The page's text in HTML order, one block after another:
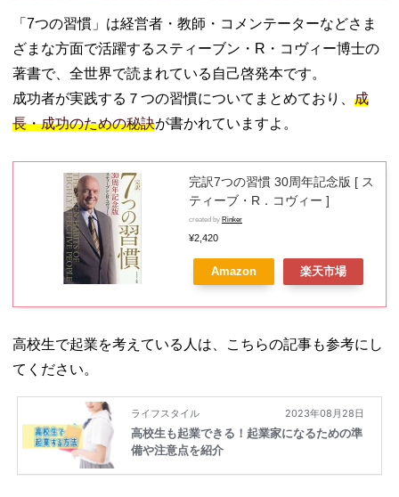
た
− メンタル
強め美女白
川さん
07. 読みたい本を
見つける方法
か迷ったら、一
生に一度は読む
べき本から選ん
でみよう
「7つの習慣」は経営者・教師・コメンテーターなどさま
ざまな方面で活躍するスティーブン・R・コヴィー博士の
著書で、全世界で読まれている自己啓発本です。
成功者が実践する７つの習慣についてまとめており、 成
長・成功のための秘訣が書かれていますよ。
完訳7つの習慣 30周年記念版 [ ス
ティーブ・R．コヴィー ]
created by Rinker
¥2,420
Amazon 楽天市場
高校生で起業を考えている人は、こちらの記事も参考にし
てください。